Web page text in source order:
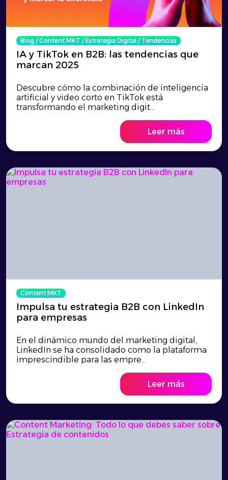
Blog/Content MKT/Estrategia Digital/Tendencias
IA y TikTok en B2B: las tendencias que
marcan 2025
Descubre cómo la combinación de inteligencia
artificial y video corto en TikTok está
transformando el marketing digit...
Leer más
Content MKT
Impulsa tu estrategia B2B con LinkedIn
para empresas
En el dinámico mundo del marketing digital,
LinkedIn se ha consolidado como la plataforma
imprescindible para las empre...
Leer más